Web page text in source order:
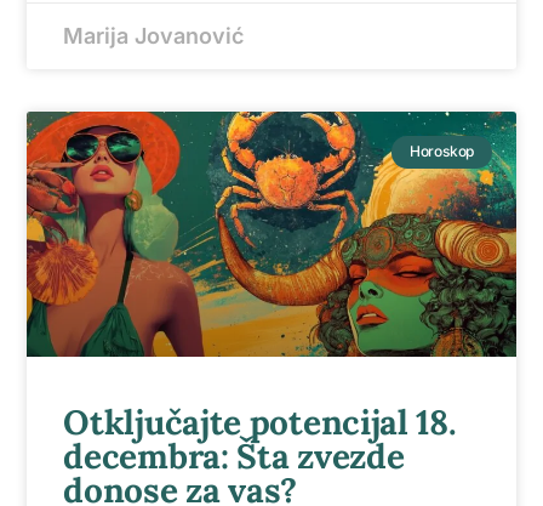
Marija Jovanović
Horoskop
Otključajte potencijal 18.
decembra: Šta zvezde
donose za vas?